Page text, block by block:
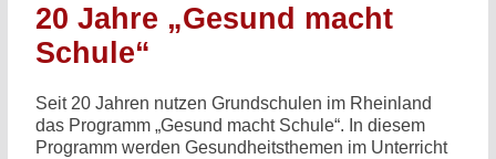
20 Jahre „Gesund macht
Schule“
Seit 20 Jahren nutzen Grundschulen im Rheinland
das Programm „Gesund macht Schule“. In diesem
Programm werden Gesundheitsthemen im Unterricht